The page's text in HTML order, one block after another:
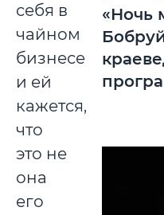
себя в
чайном
бизнесе,
и ей
кажется,
что
это не
она
его
«Ночь